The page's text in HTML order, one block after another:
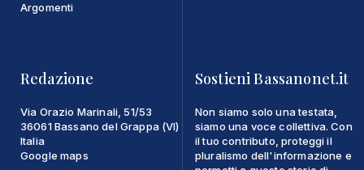
Argomenti
Redazione
Via Orazio Marinali, 51/53
36061 Bassano del Grappa (VI)
Italia
Google maps
Sostieni Bassanonet.it
Non siamo solo una testata,
siamo una voce collettiva. Con
il tuo contributo, proteggi il
pluralismo dell'informazione e